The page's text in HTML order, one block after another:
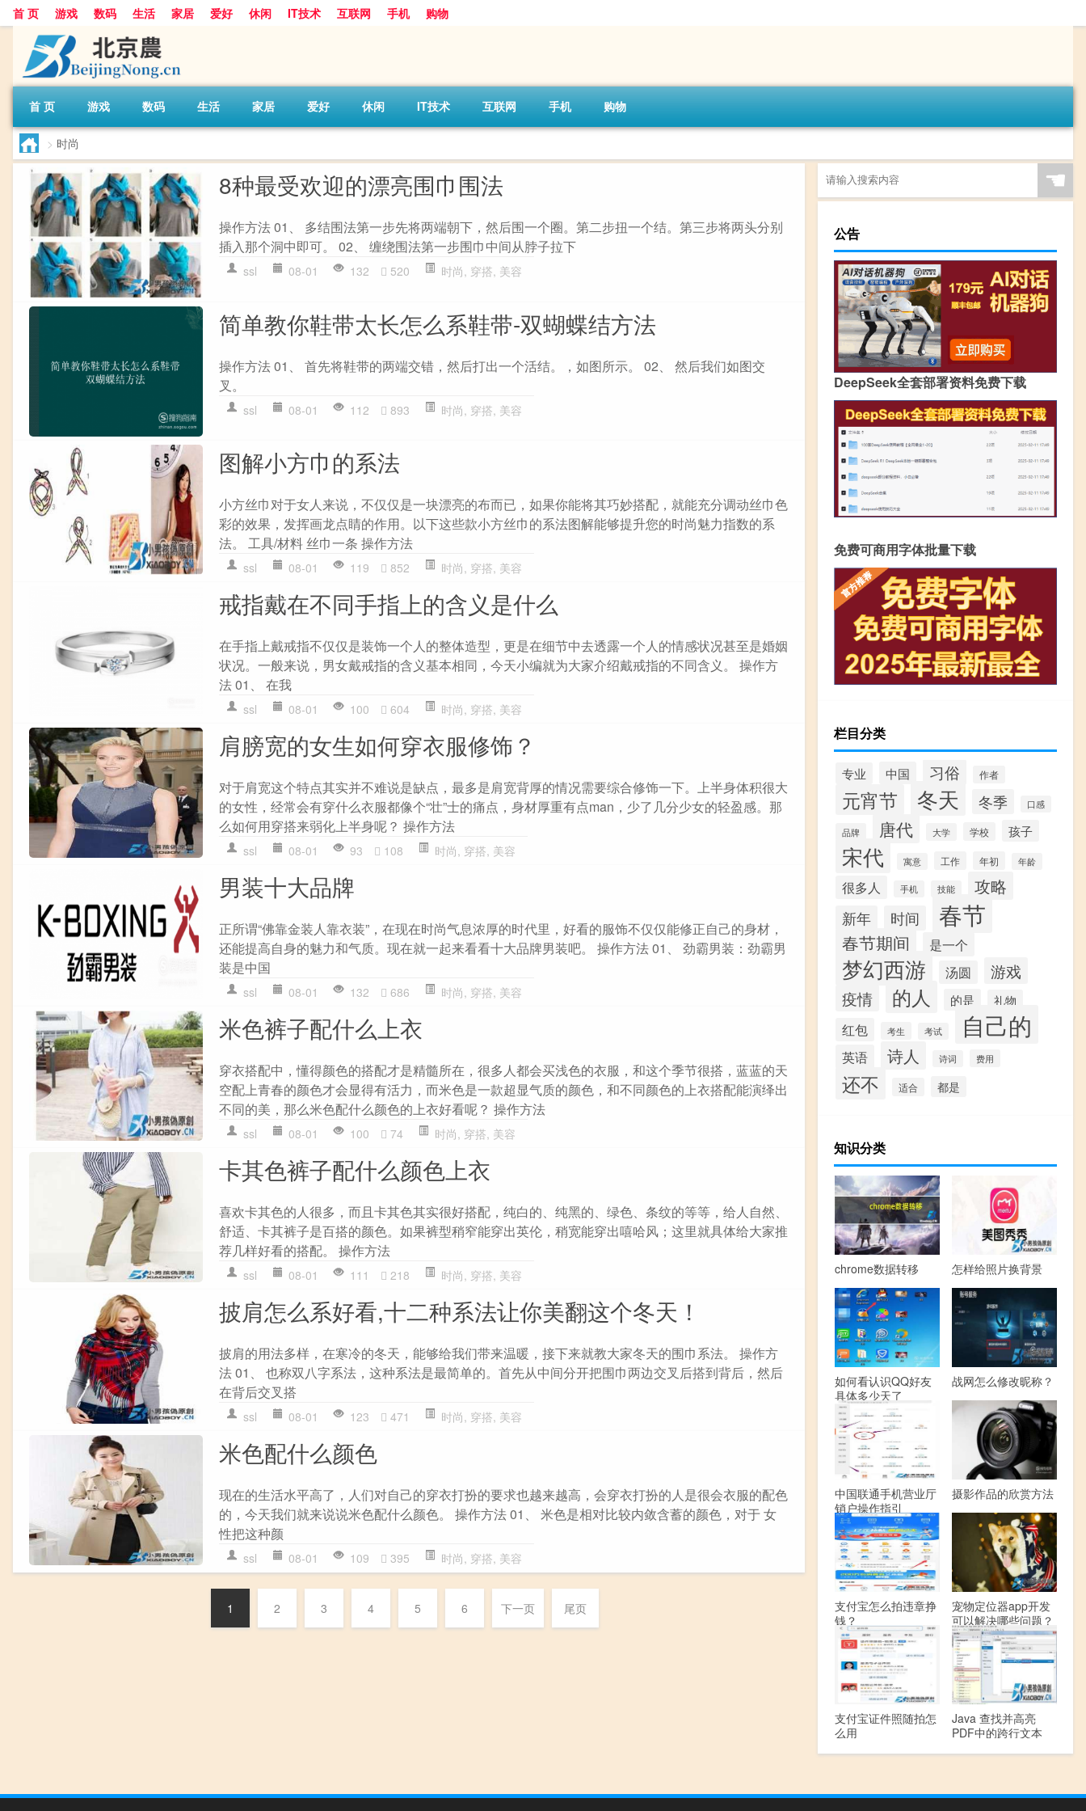
首 页 游戏 数码 生活 家居 爱好 休闲 IT技术 互联网 手机 购物
首 页 游戏 数码 生活 家居 爱好 休闲 IT技术 互联网 手机 购物
> 时尚
8种最受欢迎的漂亮围巾围法
操作方法 01、 多结围法第一步先将两端朝下，然后围一个圈。第二步扭一个结。第三步将两头分别
插入那个洞中即可。 02、 缠绕围法第一步围巾中间从脖子拉下
ssl 08-01 132 520 时尚, 穿搭, 美容
简单教你鞋带太长怎么系鞋带-双蝴蝶结方法
操作方法 01、 首先将鞋带的两端交错，然后打出一个活结。，如图所示。 02、 然后我们如图交
叉。
ssl 08-01 112 893 时尚, 穿搭, 美容
图解小方巾的系法
小方丝巾对于女人来说，不仅仅是一块漂亮的布而已，如果你能将其巧妙搭配，就能充分调动丝巾色
彩的效果，发挥画龙点睛的作用。以下这些款小方丝巾的系法图解能够提升您的时尚魅力指数的系
法。 工具/材料 丝巾一条 操作方法
ssl 08-01 119 852 时尚, 穿搭, 美容
戒指戴在不同手指上的含义是什么
在手指上戴戒指不仅仅是装饰一个人的整体造型，更是在细节中去透露一个人的情感状况甚至是婚姻
状况。一般来说，男女戴戒指的含义基本相同，今天小编就为大家介绍戴戒指的不同含义。 操作方
法 01、 在我
ssl 08-01 100 604 时尚, 穿搭, 美容
肩膀宽的女生如何穿衣服修饰？
对于肩宽这个特点其实并不难说是缺点，最多是肩宽背厚的情况需要综合修饰一下。上半身体积很大
的女性，经常会有穿什么衣服都像个“壮”士的痛点，身材厚重有点man，少了几分少女的轻盈感。那
么如何用穿搭来弱化上半身呢？ 操作方法
ssl 08-01 93 108 时尚, 穿搭, 美容
男装十大品牌
正所谓“佛靠金装人靠衣装”，在现在时尚气息浓厚的时代里，好看的服饰不仅仅能修正自己的身材，
还能提高自身的魅力和气质。现在就一起来看看十大品牌男装吧。 操作方法 01、 劲霸男装：劲霸男
装是中国
ssl 08-01 132 686 时尚, 穿搭, 美容
米色裤子配什么上衣
穿衣搭配中，懂得颜色的搭配才是精髓所在，很多人都会买浅色的衣服，和这个季节很搭，蓝蓝的天
空配上青春的颜色才会显得有活力，而米色是一款超显气质的颜色，和不同颜色的上衣搭配能演绎出
不同的美，那么米色配什么颜色的上衣好看呢？ 操作方法
ssl 08-01 100 74 时尚, 穿搭, 美容
卡其色裤子配什么颜色上衣
喜欢卡其色的人很多，而且卡其色其实很好搭配，纯白的、纯黑的、绿色、条纹的等等，给人自然、
舒适、卡其裤子是百搭的颜色。如果裤型稍窄能穿出英伦，稍宽能穿出嘻哈风；这里就具体给大家推
荐几样好看的搭配。 操作方法
ssl 08-01 111 218 时尚, 穿搭, 美容
披肩怎么系好看,十二种系法让你美翻这个冬天！
披肩的用法多样，在寒冷的冬天，能够给我们带来温暖，接下来就教大家冬天的围巾系法。 操作方
法 01、 也称双八字系法，这种系法是最简单的。首先从中间分开把围巾两边交叉后搭到背后，然后
在背后交叉搭
ssl 08-01 123 471 时尚, 穿搭, 美容
米色配什么颜色
现在的生活水平高了，人们对自己的穿衣打扮的要求也越来越高，会穿衣打扮的人是很会衣服的配色
的，今天我们就来说说米色配什么颜色。 操作方法 01、 米色是相对比较内敛含蓄的颜色，对于 女
性把这种颜
ssl 08-01 109 395 时尚, 穿搭, 美容
1 2 3 4 5 6 下一页 尾页
☚
公告
DeepSeek全套部署资料免费下载
免费可商用字体批量下载
栏目分类
专业 中国 习俗 作者
元宵节 冬天 冬季 口感
品牌 唐代 大学 学校 孩子
宋代 寓意 工作 年初 年龄
很多人 手机 技能 攻略
新年 时间 春节
春节期间 是一个
梦幻西游 汤圆
游戏
疫情
的人 的是 礼物
红包 考生 考试 自己的
英语 诗人 诗词 费用
还不 适合 都是
知识分类
chrome数据转移 怎样给照片换背景
如何看认识QQ好友
具体多少天了
战网怎么修改昵称？
中国联通手机营业厅
销户操作指引
摄影作品的欣赏方法
支付宝怎么拍违章挣
钱？
宠物定位器app开发
可以解决哪些问题？
支付宝证件照随拍怎
么用
Java 查找并高亮
PDF中的跨行文本